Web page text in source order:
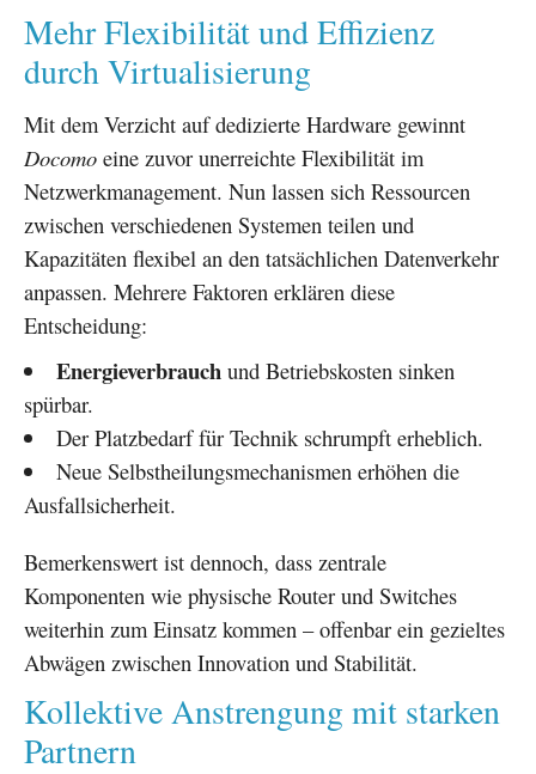
Mehr Flexibilität und Effizienz
durch Virtualisierung
Mit dem Verzicht auf dedizierte Hardware gewinnt
Docomo eine zuvor unerreichte Flexibilität im
Netzwerkmanagement. Nun lassen sich Ressourcen
zwischen verschiedenen Systemen teilen und
Kapazitäten flexibel an den tatsächlichen Datenverkehr
anpassen. Mehrere Faktoren erklären diese
Entscheidung:
Energieverbrauchund Betriebskosten sinken
spürbar.
Der Platzbedarf für Technik schrumpft erheblich.
Neue Selbstheilungsmechanismen erhöhen die
Ausfallsicherheit.
Bemerkenswert ist dennoch, dass zentrale
Komponenten wie physische Router und Switches
weiterhin zum Einsatz kommen – offenbar ein gezieltes
Abwägen zwischen Innovation und Stabilität.
Kollektive Anstrengung mit starken
Partnern